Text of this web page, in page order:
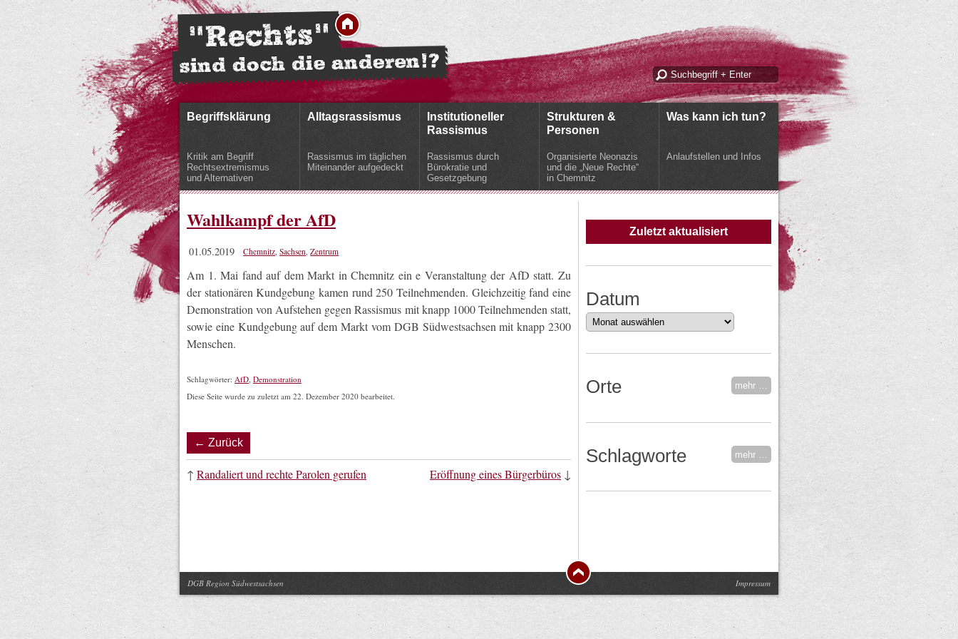
Begriffsklärung
Kritik am Begriff
Rechtsextremismus
und Alternativen
Alltagsrassismus
Rassismus im täglichen
Miteinander aufgedeckt
Institutioneller
Rassismus
Rassismus durch
Bürokratie und
Gesetzgebung
Strukturen &
Personen
Organisierte Neonazis
und die „Neue Rechte“
in Chemnitz
Was kann ich tun?
Anlaufstellen und Infos
Wahlkampf der AfD
01.05.2019 Chemnitz,Sachsen,Zentrum
Am 1. Mai fand auf dem Markt in Chemnitz ein e Veranstaltung der AfD statt. Zu
der stationären Kundgebung kamen rund 250 Teilnehmenden. Gleichzeitig fand eine
Demonstration von Aufstehen gegen Rassismus mit knapp 1000 Teilnehmenden statt,
sowie eine Kundgebung auf dem Markt vom DGB Südwestsachsen mit knapp 2300
Menschen.
Schlagwörter: AfD, Demonstration
Diese Seite wurde zu zuletzt am 22. Dezember 2020 bearbeitet.
← Zurück
↑ Randaliert und rechte Parolen gerufen Eröffnung eines Bürgerbüros ↓
Zuletzt aktualisiert
Datum
Datum
Orte mehr …
Schlagworte mehr …
DGB Region Südwestsachsen Impressum